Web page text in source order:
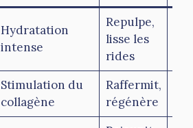
Hydratation
intense
Repulpe,
lisse les
rides
Stimulation du
collagène
Raffermit,
régénère